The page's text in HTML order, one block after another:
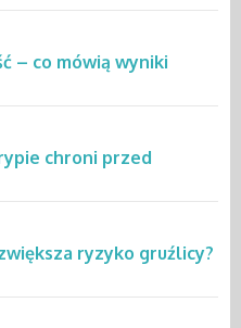
– co mówią wyniki
chroni przed
ryzyko gruźlicy?